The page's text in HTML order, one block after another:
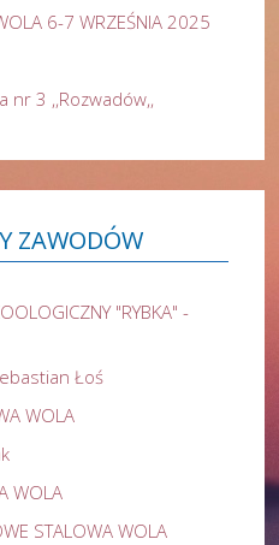
6-7 WRZEŚNIA 2025
nr 3 ,,Rozwadów,,
ZAWODÓW
"RYBKA" -
Łoś
WOLA
WOLA
STALOWA WOLA